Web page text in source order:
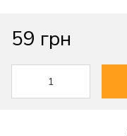
59 грн